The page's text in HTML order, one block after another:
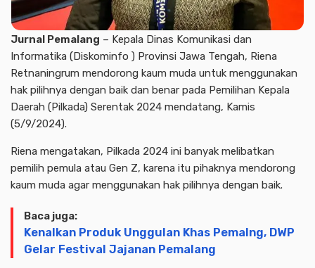
Jurnal Pemalang – Kepala Dinas Komunikasi dan
Informatika (Diskominfo ) Provinsi Jawa Tengah, Riena
Retnaningrum mendorong kaum muda untuk menggunakan
hak pilihnya dengan baik dan benar pada Pemilihan Kepala
Daerah (Pilkada) Serentak 2024 mendatang, Kamis
(5/9/2024).
Riena mengatakan, Pilkada 2024 ini banyak melibatkan
pemilih pemula atau Gen Z, karena itu pihaknya mendorong
kaum muda agar menggunakan hak pilihnya dengan baik.
Baca juga:
Kenalkan Produk Unggulan Khas Pemalng, DWP
Gelar Festival Jajanan Pemalang